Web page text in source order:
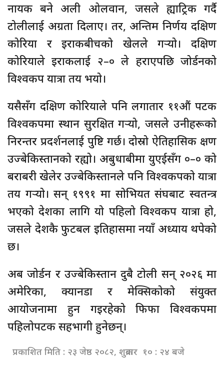
नायक बने अली ओलवान, जसले ह्याट्रिक गर्दै
टोलीलाई अग्रता दिलाए। तर, अन्तिम निर्णय दक्षिण
कोरिया र इराकबीचको खेलले गर्‍यो। दक्षिण
कोरियाले इराकलाई २–० ले हराएपछि जोर्डनको
विश्वकप यात्रा तय भयो।
यसैसँग दक्षिण कोरियाले पनि लगातार ११औं पटक
विश्वकपमा स्थान सुरक्षित गर्‍यो, जसले उनीहरूको
निरन्तर प्रदर्शनलाई पुष्टि गर्छ। दोस्रो ऐतिहासिक क्षण
उज्बेकिस्तानको रह्यो। अबुधाबीमा युएईसँग ०–० को
बराबरी खेलेर उज्बेकिस्तानले पनि विश्वकपको यात्रा
तय गर्‍यो। सन् १९९१ मा सोभियत संघबाट स्वतन्त्र
भएको देशका लागि यो पहिलो विश्वकप यात्रा हो,
जसले देशकै फुटबल इतिहासमा नयाँ अध्याय थपेको
छ।
अब जोर्डन र उज्बेकिस्तान दुबै टोली सन् २०२६ मा
अमेरिका, क्यानडा र मेक्सिकोको संयुक्त
आयोजनामा हुन गइरहेको फिफा विश्वकपमा
पहिलोपटक सहभागी हुनेछन्।
प्रकाशित मिति : २३ जेष्ठ २०८२, शुक्रबार १० : २४ बजे